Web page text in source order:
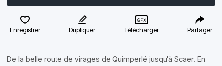
Enregistrer Dupliquer Télécharger Partager
De la belle route de virages de Quimperlé jusqu'à Scaer. En